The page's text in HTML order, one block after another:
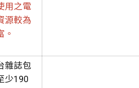
用之電
源較為
。
雜誌包
少190